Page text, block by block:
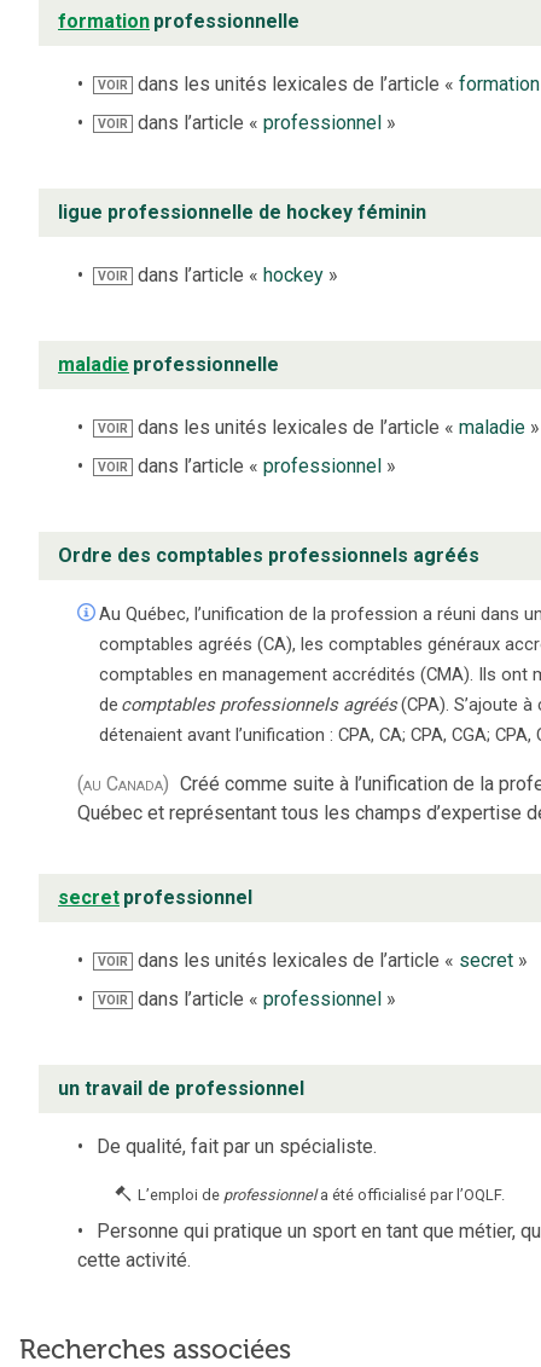
formation professionnelle
VOIR dans les unités lexicales de l’article «formation
VOIR dans l’article «professionnel »
ligue professionnelle de hockey féminin
VOIR dans l’article «hockey »
maladie professionnelle
VOIR dans les unités lexicales de l’article «maladie »
VOIR dans l’article «professionnel »
Ordre des comptables professionnels agréés
Au Québec, l’unification de la profession a réuni dans
comptables agréés (CA), les comptables généraux
comptables en management accrédités (CMA). Ils ont
de comptables professionnels agréés(CPA). S’ajoute
détenaient avant l’unification : CPA, CA; CPA, CGA; CPA,
(au Canada) Créé comme suite à l’unification de la
Québec et représentant tous les champs d’expertise
secret professionnel
VOIR dans les unités lexicales de l’article « secret »
VOIR dans l’article «professionnel »
un travail de professionnel
De qualité, fait par un spécialiste.
L’emploi de professionnel a été officialisé par l’OQLF.
Personne qui pratique un sport en tant que métier,
cette activité.
Recherches associées